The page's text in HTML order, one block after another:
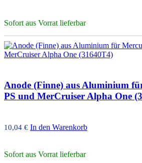
Sofort aus Vorrat lieferbar
Anode (Finne) aus Aluminium
PS und MerCruiser Alpha One
10,04 € In den Warenkorb
Sofort aus Vorrat lieferbar